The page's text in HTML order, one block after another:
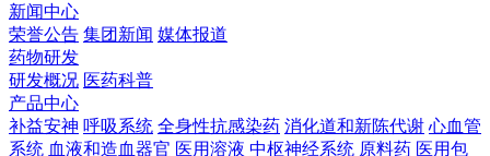
新闻中心
荣誉公告 集团新闻 媒体报道
药物研发
研发概况 医药科普
产品中心
补益安神 呼吸系统 全身性抗感染药 消化道和新陈代谢 心血管
系统 血液和造血器官 医用溶液 中枢神经系统 原料药 医用包